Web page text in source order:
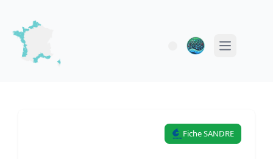
Open main
Fiche SANDRE